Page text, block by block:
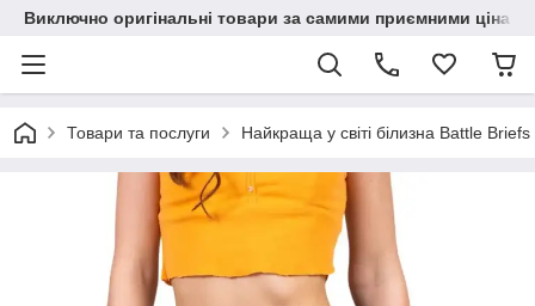
Виключно оригінальні товари за самими приємними
Товари та послуги Найкраща у світі білизна Battle Briefs